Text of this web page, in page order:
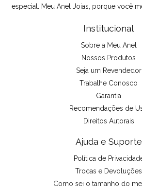
especial. Meu Anel Joias, porque você
Institucional
Sobre a Meu Anel
Nossos Produtos
Seja um Revendedor
Trabalhe Conosco
Garantia
Recomendações de
Direitos Autorais
Ajuda e Suporte
Política de
Trocas e Devoluções
Como sei o tamanho do